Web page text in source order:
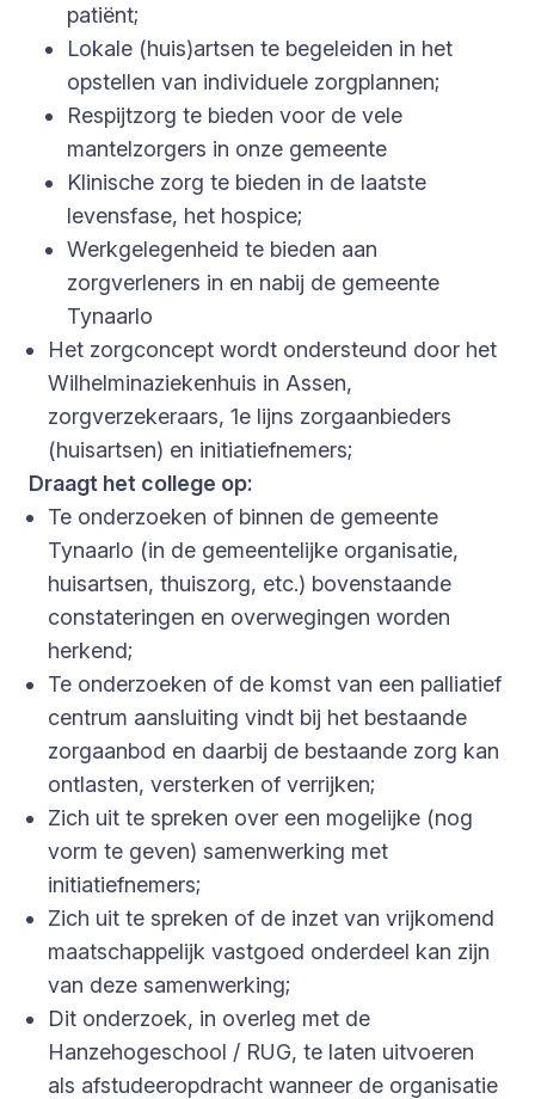
patiënt;
Lokale (huis)artsen te begeleiden in het
opstellen van individuele zorgplannen;
Respijtzorg te bieden voor de vele
mantelzorgers in onze gemeente
Klinische zorg te bieden in de laatste
levensfase, het hospice;
Werkgelegenheid te bieden aan
zorgverleners in en nabij de gemeente
Tynaarlo
Het zorgconcept wordt ondersteund door het
Wilhelminaziekenhuis in Assen,
zorgverzekeraars, 1e lijns zorgaanbieders
(huisartsen) en initiatiefnemers;
Draagt het college op:
Te onderzoeken of binnen de gemeente
Tynaarlo (in de gemeentelijke organisatie,
huisartsen, thuiszorg, etc.) bovenstaande
constateringen en overwegingen worden
herkend;
Te onderzoeken of de komst van een palliatief
centrum aansluiting vindt bij het bestaande
zorgaanbod en daarbij de bestaande zorg kan
ontlasten, versterken of verrijken;
Zich uit te spreken over een mogelijke (nog
vorm te geven) samenwerking met
initiatiefnemers;
Zich uit te spreken of de inzet van vrijkomend
maatschappelijk vastgoed onderdeel kan zijn
van deze samenwerking;
Dit onderzoek, in overleg met de
Hanzehogeschool / RUG, te laten uitvoeren
als afstudeeropdracht wanneer de organisatie